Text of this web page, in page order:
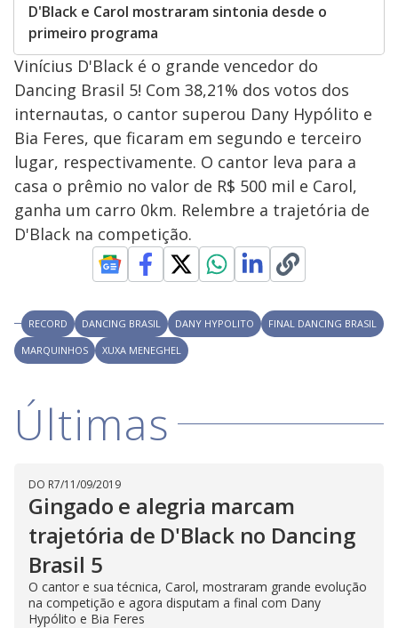
D'Black e Carol mostraram sintonia desde o
primeiro programa
Vinícius D'Black é o grande vencedor do
Dancing Brasil 5! Com 38,21% dos votos dos
internautas, o cantor superou Dany Hypólito e
Bia Feres, que ficaram em segundo e terceiro
lugar, respectivamente. O cantor leva para a
casa o prêmio no valor de R$ 500 mil e Carol,
ganha um carro 0km. Relembre a trajetória de
D'Black na competição.
RECORD DANCING BRASIL DANY HYPOLITO
FINAL DANCING BRASIL
MARQUINHOS
XUXA MENEGHEL
Últimas
DO R7/11/09/2019
Gingado e alegria marcam
trajetória de D'Black no Dancing
Brasil 5
O cantor e sua técnica, Carol, mostraram grande evolução
na competição e agora disputam a final com Dany
Hypólito e Bia Feres